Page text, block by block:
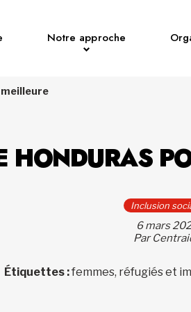
Notre approche
meilleure
HONDURAS
Inclusion
6 mars
Par
Étiquettes :femmes, réfugiés et